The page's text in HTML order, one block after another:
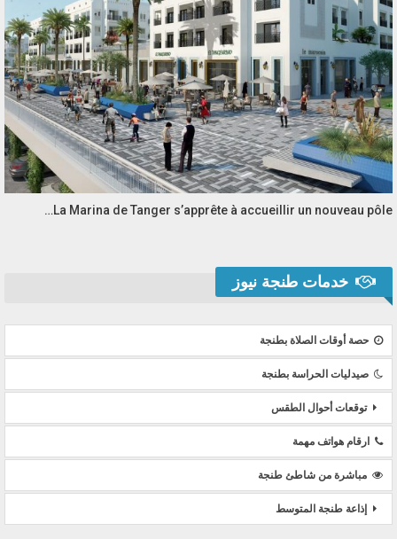
La Marina de Tanger s’apprête à accueillir un nouveau pôle…
خدمات طنجة نيوز
حصة أوقات الصلاة بطنجة
صيدليات الحراسة بطنجة
توقعات أحوال الطقس
ارقام هواتف مهمة
مباشرة من شاطئ طنجة
إذاعة طنجة المتوسط